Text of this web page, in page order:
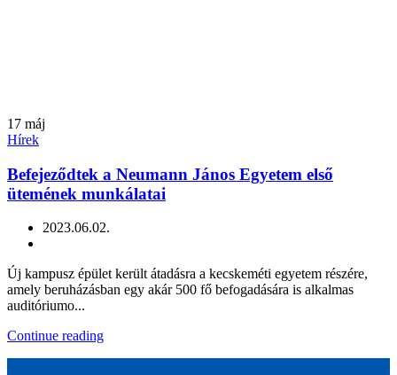
17 máj
Hírek
Befejeződtek a Neumann János Egyetem első
ütemének munkálatai
2023.06.02.
Új kampusz épület került átadásra a kecskeméti egyetem részére,
amely beruházásban egy akár 500 fő befogadására is alkalmas
auditóriumo...
Continue reading